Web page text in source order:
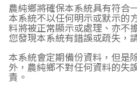
農純鄉將確保本系統具有符合
本系統不以任何明示或默示的
料將被正常顯示或處理、亦不
您發現本系統有錯誤或疏失，
本系統會定期備份資料，但是
外，農純鄉不對任何資料的失
責。